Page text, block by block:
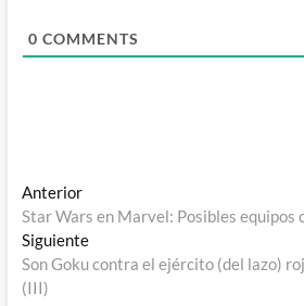
0 COMMENTS
Navegación
de
entradas
AnteriorEntrada
anterior:
Star Wars en Marvel: Posibles equipos
SiguienteEntrada
siguiente:
Son Goku contra el ejército (del lazo)
(III)